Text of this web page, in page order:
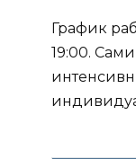
График
19:00.